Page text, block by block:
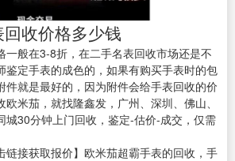
收价格多少钱
一般在3-8折，在二手名表回收市场还是不
鉴定手表的成色的，如果有购买手表时的包
件就是最好的，因为附件会给手表回收的价
米茄，就找隆鑫发，广州、深圳、佛山、
城30分钟上门回收，鉴定-估价-成交，仅需
链接获取报价】 欧米茄超霸手表的回收，手